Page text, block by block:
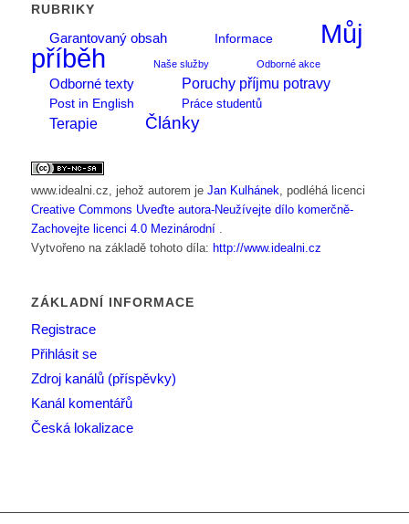
RUBRIKY
Garantovaný obsah
Informace
Můj
příběh
Naše služby Odborné akce
Odborné texty Poruchy příjmu potravy
Post in English Práce studentů
Terapie Články
www.idealni.cz , jehož autorem je Jan Kulhánek , podléhá licenci
Creative Commons Uveďte autora-Neužívejte dílo komerčně-
Zachovejte licenci 4.0 Mezinárodní
Vytvořeno na základě tohoto díla: http://www.idealni.cz
ZÁKLADNÍ INFORMACE
Registrace
Přihlásit se
Zdroj kanálů (příspěvky)
Kanál komentářů
Česká lokalizace